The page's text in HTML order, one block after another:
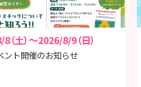
（土）～2026/8/9（日）
ント開催のお知らせ